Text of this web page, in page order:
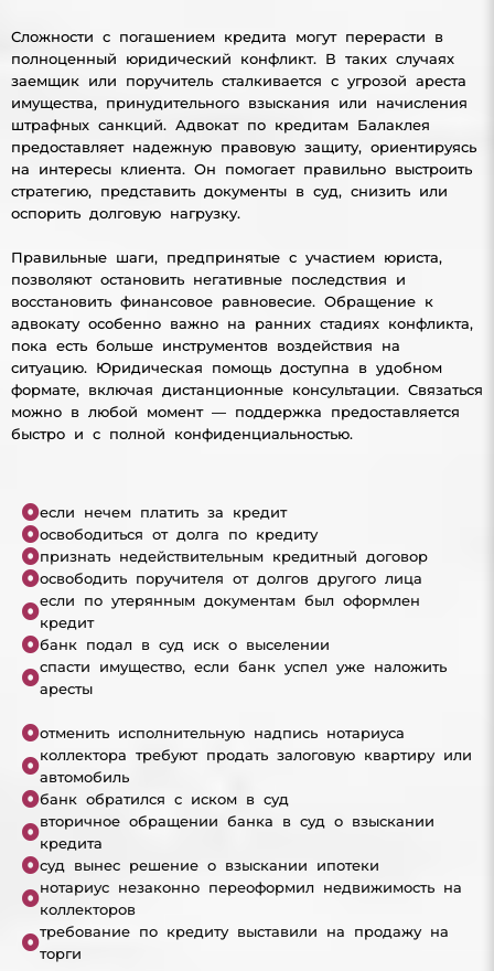
Сложности с погашением кредита могут перерасти в
полноценный юридический конфликт. В таких случаях
заемщик или поручитель сталкивается с угрозой ареста
имущества, принудительного взыскания или начисления
штрафных санкций. Адвокат по кредитам Балаклея
предоставляет надежную правовую защиту, ориентируясь
на интересы клиента. Он помогает правильно выстроить
стратегию, представить документы в суд, снизить или
оспорить долговую нагрузку.
Правильные шаги, предпринятые с участием юриста,
позволяют остановить негативные последствия и
восстановить финансовое равновесие. Обращение к
адвокату особенно важно на ранних стадиях конфликта,
пока есть больше инструментов воздействия на
ситуацию. Юридическая помощь доступна в удобном
формате, включая дистанционные консультации. Связаться
можно в любой момент — поддержка предоставляется
быстро и с полной конфиденциальностью.
если нечем платить за кредит
освободиться от долга по кредиту
признать недействительным кредитный договор
освободить поручителя от долгов другого лица
если по утерянным документам был оформлен
кредит
банк подал в суд иск о выселении
спасти имущество, если банк успел уже наложить
аресты
отменить исполнительную надпись нотариуса
коллектора требуют продать залоговую квартиру или
автомобиль
банк обратился с иском в суд
вторичное обращении банка в суд о взыскании
кредита
суд вынес решение о взыскании ипотеки
нотариус незаконно переоформил недвижимость на
коллекторов
требование по кредиту выставили на продажу на
торги